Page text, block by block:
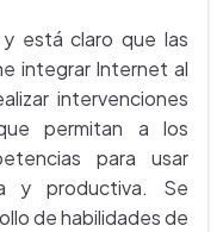
está claro que las
integrar Internet al
intervenciones
permitan a los
para usar
y productiva. Se
de habilidades de